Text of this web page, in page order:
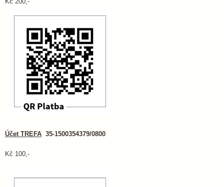
Účet TREFA 35-1500354379/0800
Kč 100,-